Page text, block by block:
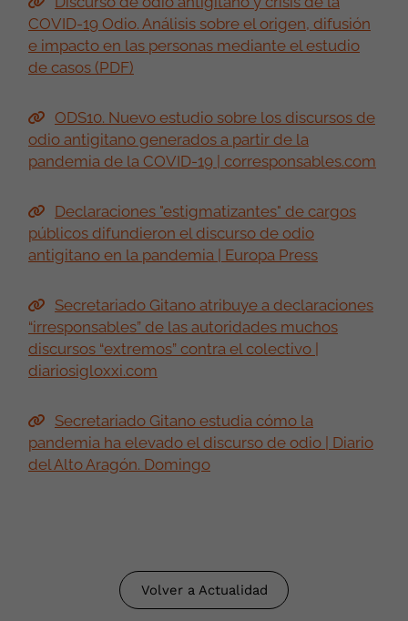
COVID-19 Odio. Análisis sobre el origen, difusión
e impacto en las personas mediante el estudio
de casos (PDF)
ODS10. Nuevo estudio sobre los discursos de
odio antigitano generados a partir de la
pandemia de la COVID-19 | corresponsables.com
Declaraciones "estigmatizantes" de cargos
públicos difundieron el discurso de odio
antigitano en la pandemia | Europa Press
Secretariado Gitano atribuye a declaraciones
“irresponsables” de las autoridades muchos
discursos “extremos” contra el colectivo |
diariosigloxxi.com
Secretariado Gitano estudia cómo la
pandemia ha elevado el discurso de odio | Diario
del Alto Aragón. Domingo
Volver a Actualidad